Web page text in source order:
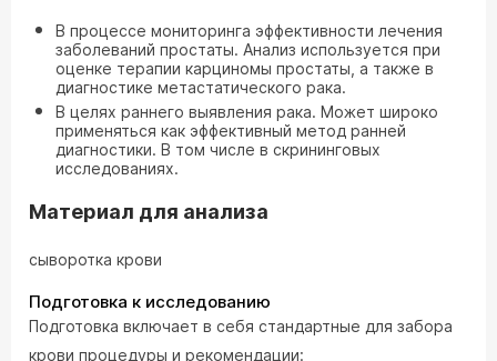
В процессе мониторинга эффективности лечения
заболеваний простаты. Анализ используется при
оценке терапии карциномы простаты, а также в
диагностике метастатического рака.
В целях раннего выявления рака. Может широко
применяться как эффективный метод ранней
диагностики. В том числе в скрининговых
исследованиях.
Материал для анализа
сыворотка крови
Подготовка к исследованию
Подготовка включает в себя стандартные для забора
крови процедуры и рекомендации: